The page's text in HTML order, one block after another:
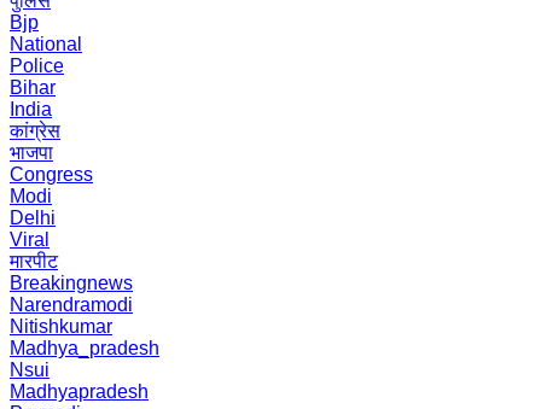
Bjp
National
Police
Bihar
India
कांग्रेस
भाजपा
Congress
Modi
Delhi
Viral
मारपीट
Breakingnews
Narendramodi
Nitishkumar
Madhya_pradesh
Nsui
Madhyapradesh